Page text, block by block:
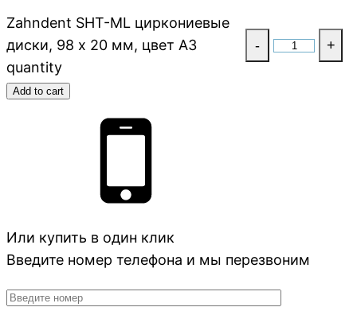
Zahndent SHT-ML циркониевые
диски, 98 х 20 мм, цвет A3
quantity
- +
Add to cart
Или купить в один клик
Введите номер телефона и мы перезвоним